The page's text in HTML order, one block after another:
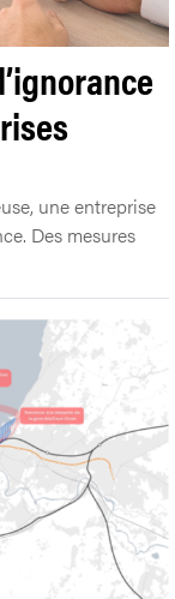
une entreprise
Des mesures